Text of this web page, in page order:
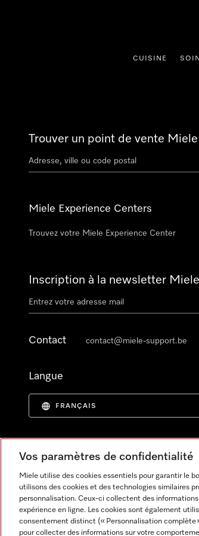
CUISINE
Trouver un point de vente Miele
Miele Experience Centers
Trouvez votre Miele Experience Center
Inscription à la newsletter Miele
Contact contact@miele-support.be
Langue
FRANÇAIS
Vos paramètres de confidentialité
Miele utilise des cookies essentiels pour garantir le
utilisons des cookies et des technologies similaires
personnalisation. Ceux-ci collectent des
expérience en ligne. Les cookies sont également
consentement distinct (« Personnalisation complète
pour collecter des informations sur votre